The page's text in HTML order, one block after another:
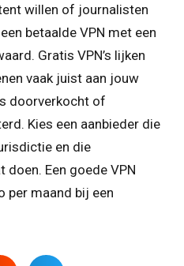
willen of journalisten
betaalde VPN met een
Gratis VPN’s lijken
vaak juist aan jouw
doorverkocht of
Kies een aanbieder die
en die
Een goede VPN
per maand bij een